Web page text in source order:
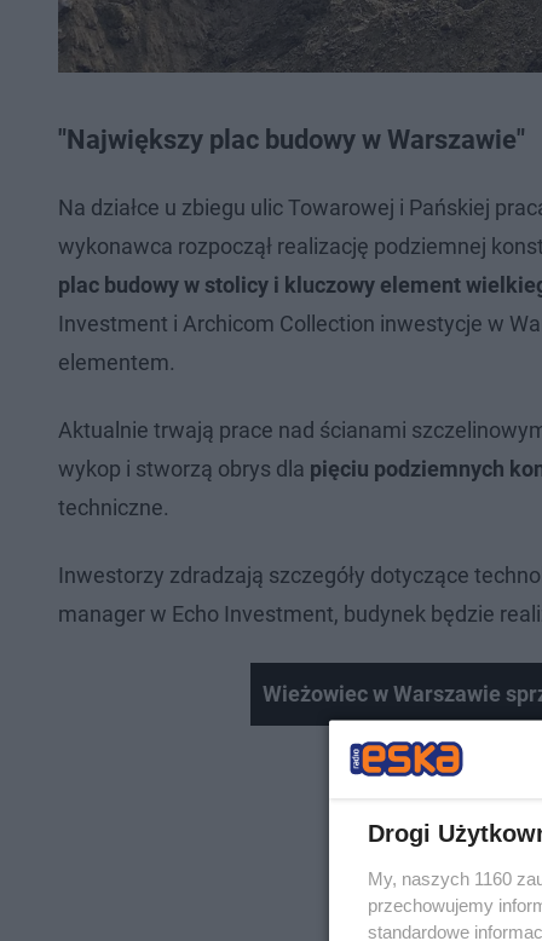
"Największy plac budowy w Warszawie"
Na działce u zbiegu ulic Towarowej i Pańskiej
wykonawca rozpoczął realizację podziemnej
plac budowy w stolicy i kluczowy element
Investment i Archicom Collection inwestycje w
elementem.
Aktualnie trwają prace nad ścianami
wykop i stworzą obrys dla pięciu podziemnych
techniczne.
Inwestorzy zdradzają szczegóły dotyczące
manager w Echo Investment, budynek będzie
Wieżowiec w Warszawie
Drogi
My, naszych 1160
przechowujemy
standardowe